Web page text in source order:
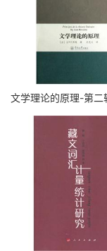
文学理论的原理-第二